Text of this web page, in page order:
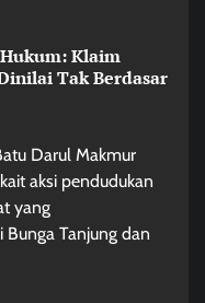
Klaim
Tak Berdasar
Darul Makmur
aksi pendudukan
yang
Tanjung dan